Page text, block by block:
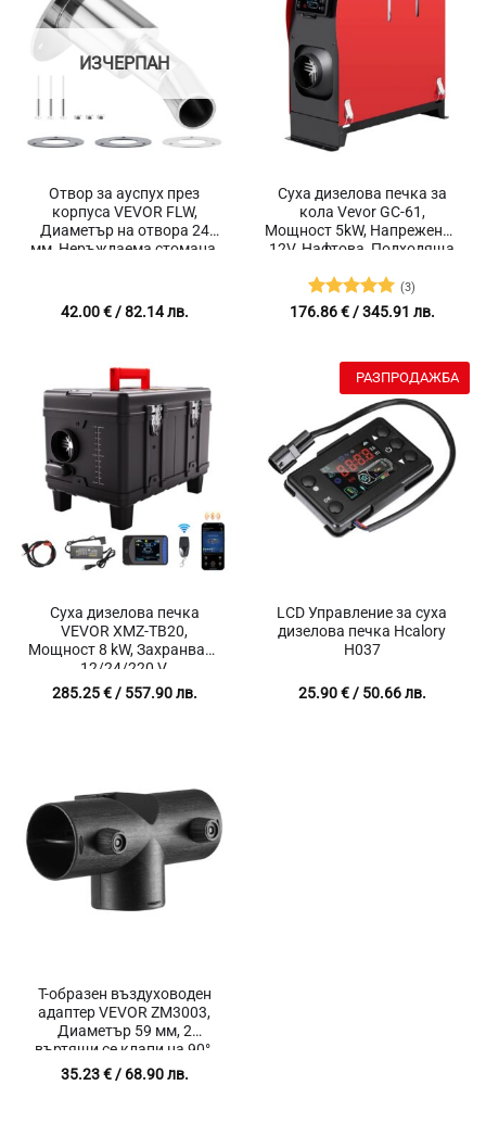
ИЗЧЕРПАН
Отвор за ауспух през
корпуса VEVOR FLW,
Диаметър на отвора 24
мм, Неръждаема стомана,
42.00€/ 82.14 лв.
Суха дизелова печка за
кола Vevor GC-61,
Мощност 5kW, Напрежение
12V, Нафтова, Подходяща
Камиони, Каравани
Оценено с
(3)
176.86€/ 345.91 лв.
Суха дизелова печка
VEVOR XMZ-TB20,
Мощност 8 kW, Захранване
12/24/220 V,
Дистанционно и Bluetooth
управление, Разход между
285.25€/ 557.90 лв.
LCD Управление за суха
дизелова печка Hcalory
H037
25.90€/ 50.66 лв.
РАЗПРОДАЖБА
T-образен въздуховоден
адаптер VEVOR ZM3003,
Диаметър 59 мм, 2
въртящи се клапи на 90°,
Устойчивост на високи
температури
35.23€/ 68.90 лв.